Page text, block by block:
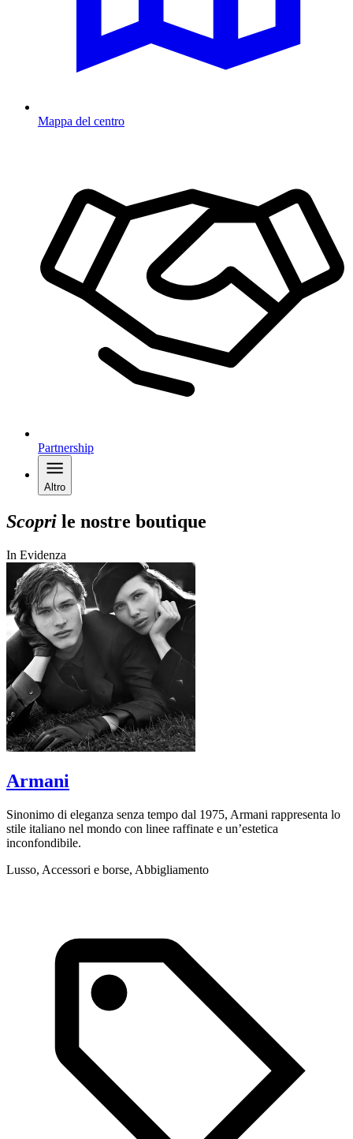
Mappa del centro
Partnership
Altro
Scopri le nostre boutique
In Evidenza
Armani
Sinonimo di eleganza senza tempo dal 1975, Armani rappresenta lo
stile italiano nel mondo con linee raffinate e un’estetica
inconfondibile.
Lusso, Accessori e borse, Abbigliamento